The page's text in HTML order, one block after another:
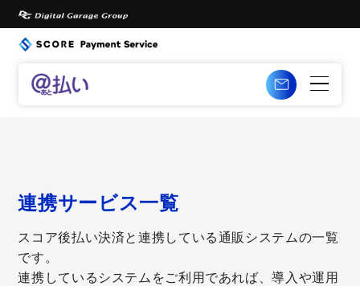
連携サービス一覧
スコア後払い決済と連携している通販システムの一覧
です。
連携しているシステムをご利用であれば、導入や運用